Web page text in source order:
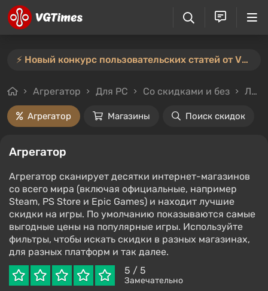
⚡️ Новый конкурс пользовательских статей от VGTimes — участвуйте тут ⚡️
Агрегатор Для PC Со скидками и без Любой стоимости
Агрегатор Магазины Поиск скидок
Агрегатор
Агрегатор сканирует десятки интернет-магазинов
со всего мира (включая официальные, например
Steam, PS Store и Epic Games) и находит лучшие
скидки на игры. По умолчанию показываются самые
выгодные цены на популярные игры. Используйте
фильтры, чтобы искать скидки в разных магазинах,
для разных платформ и так далее.
5 / 5
Замечательно